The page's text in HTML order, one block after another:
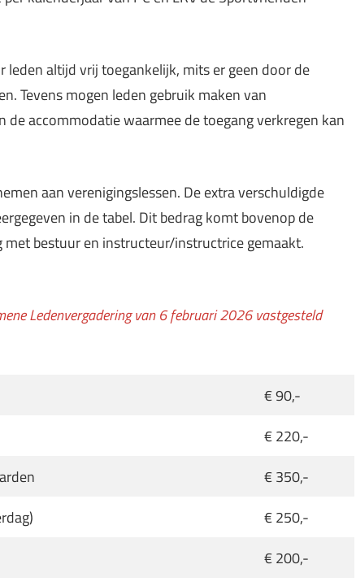
altijd vrij toegankelijk, mits er geen door de
Tevens mogen leden gebruik maken van
accommodatie waarmee de toegang verkregen kan
aan verenigingslessen. De extra verschuldigde
in de tabel. Dit bedrag komt bovenop de
met bestuur en instructeur/instructrice gemaakt.
Ledenvergadering van 6 februari 2026 vastgesteld
€ 90,-
€ 220,-
€ 350,-
€ 250,-
€ 200,-